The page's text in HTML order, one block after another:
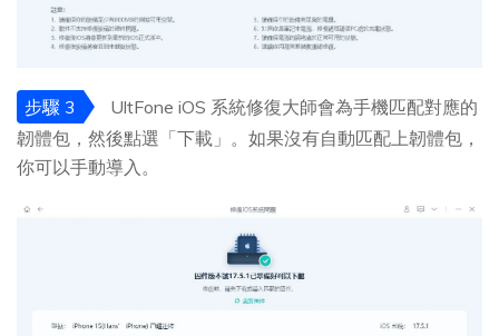
步驟 3
UltFone iOS 系統修復大師會為手機匹配對應的
韌體包，然後點選「下載」。如果沒有自動匹配上韌體包，
你可以手動導入。